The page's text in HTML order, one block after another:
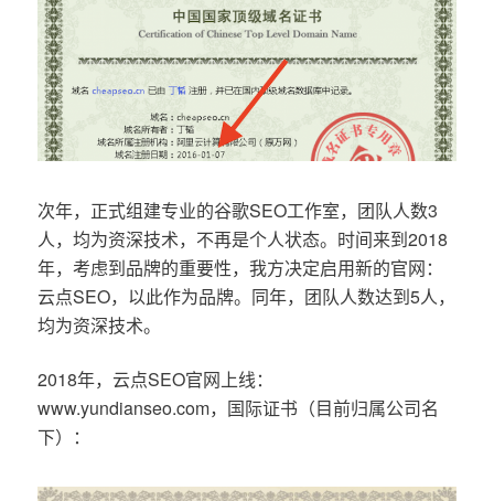
次年，正式组建专业的谷歌SEO工作室，团队人数3
人，均为资深技术，不再是个人状态。时间来到2018
年，考虑到品牌的重要性，我方决定启用新的官网：
云点SEO，以此作为品牌。同年，团队人数达到5人，
均为资深技术。
2018年，云点SEO官网上线：
www.yundianseo.com，国际证书（目前归属公司名
下）：